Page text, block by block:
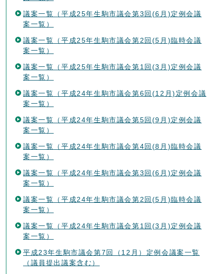
議案一覧（平成25年生駒市議会第3回(6月)定例会議
案一覧）
議案一覧（平成25年生駒市議会第2回(5月)臨時会議
案一覧）
議案一覧（平成25年生駒市議会第1回(3月)定例会議
案一覧）
議案一覧（平成24年生駒市議会第6回(12月)定例会議
案一覧）
議案一覧（平成24年生駒市議会第5回(9月)定例会議
案一覧）
議案一覧（平成24年生駒市議会第4回(8月)臨時会議
案一覧）
議案一覧（平成24年生駒市議会第3回(6月)定例会議
案一覧）
議案一覧（平成24年生駒市議会第2回(5月)臨時会議
案一覧）
議案一覧（平成24年生駒市議会第1回(3月)定例会議
案一覧）
平成23年生駒市議会第7回（12月）定例会議案一覧
（議員提出議案含む）